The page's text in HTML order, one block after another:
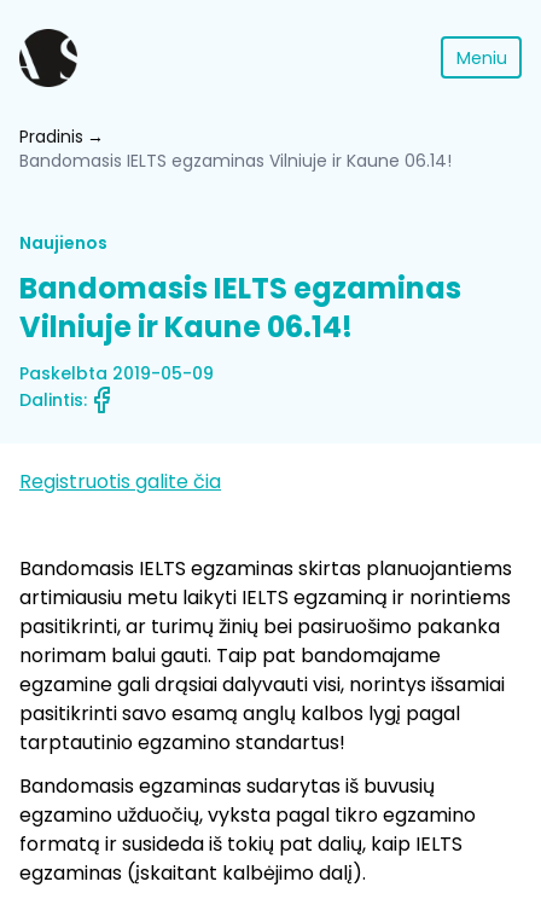
Meniu
Pradinis
Bandomasis IELTS egzaminas Vilniuje ir Kaune 06.14!
Naujienos
Bandomasis IELTS egzaminas
Vilniuje ir Kaune 06.14!
Paskelbta 2019-05-09
Dalintis:
Registruotis galite čia
Bandomasis IELTS egzaminas skirtas planuojantiems
artimiausiu metu laikyti IELTS egzaminą ir norintiems
pasitikrinti, ar turimų žinių bei pasiruošimo pakanka
norimam balui gauti. Taip pat bandomajame
egzamine gali drąsiai dalyvauti visi, norintys išsamiai
pasitikrinti savo esamą anglų kalbos lygį pagal
tarptautinio egzamino standartus!
Bandomasis egzaminas sudarytas iš buvusių
egzamino užduočių, vyksta pagal tikro egzamino
formatą ir susideda iš tokių pat dalių, kaip IELTS
egzaminas (įskaitant kalbėjimo dalį).